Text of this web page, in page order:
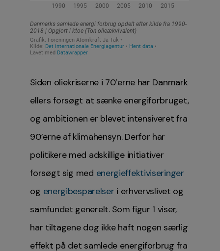
Siden oliekriserne i 70’erne har Danmark
ellers forsøgt at sænke energiforbruget,
og ambitionen er blevet intensiveret fra
90’erne af klimahensyn. Derfor har
politikere med adskillige initiativer
forsøgt sig med energieffektiviseringer
og energibesparelser i erhvervslivet og
samfundet generelt. Som figur 1 viser,
har tiltagene dog ikke haft nogen særlig
effekt på det samlede energiforbrug fra